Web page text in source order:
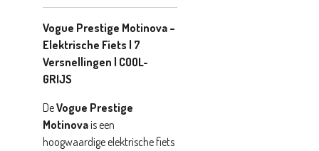
Vogue Prestige Motinova –
Elektrische Fiets | 7
Versnellingen | COOL-
GRIJS
DeVogue Prestige
Motinovais een
hoogwaardige elektrische fiets